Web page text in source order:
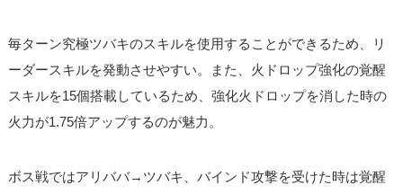
毎ターン究極ツバキのスキルを使用することができるため、リ
ーダースキルを発動させやすい。また、火ドロップ強化の覚醒
スキルを15個搭載しているため、強化火ドロップを消した時の
火力が1.75倍アップするのが魅力。
ボス戦ではアリババ→ツバキ、バインド攻撃を受けた時は覚醒